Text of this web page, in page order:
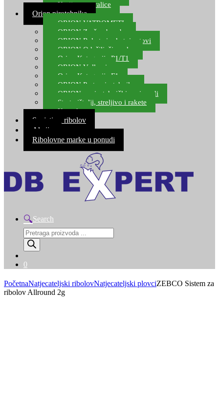
Kutije za varalice
Orion pirotehnika
ORION VATROMETI
ORION Zračne bombe
ORION Rakete i raketni setovi
ORION Odašiljači zvuka
Orion Kategorija P1/T1
ORION Vulkani
Orion Kategorija F1
ORION Party pirotehnika
ORION nepirotehnički proizvodi
Start pištolji, streljivo i rakete
Kontakt
Savjeti za ribolov
Akcija
Ribolovne marke u ponudi
Search
Products
search
0
PočetnaNatjecateljski ribolovNatjecateljski plovciZEBCO Sistem za
ribolov Allround 2g